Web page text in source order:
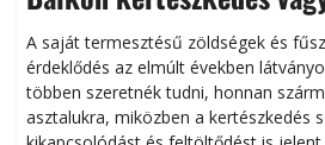
Helytakarékos
A saját termesztésű zöldségek és
érdeklődés az elmúlt években
többen szeretnék tudni, honnan
asztalukra, miközben a kertészkedés